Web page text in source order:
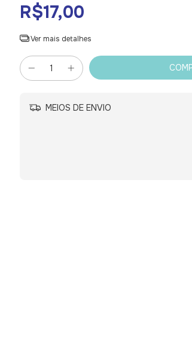
R$17,00
Ver mais detalhes
MEIOS DE ENVIO